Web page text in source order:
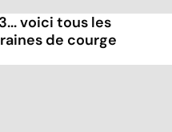
voici tous les
de courge